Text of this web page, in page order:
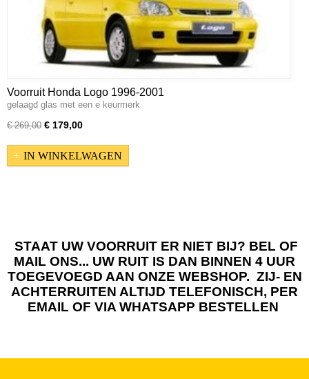
Voorruit Honda Logo 1996-2001
gelaagd glas met een e keurmerk
€ 269,00 € 179,00
IN WINKELWAGEN
STAAT UW VOORRUIT ER NIET BIJ? BEL OF
MAIL ONS... UW RUIT IS DAN BINNEN 4 UUR
TOEGEVOEGD AAN ONZE WEBSHOP. ZIJ- EN
ACHTERRUITEN ALTIJD TELEFONISCH, PER
EMAIL OF VIA WHATSAPP BESTELLEN